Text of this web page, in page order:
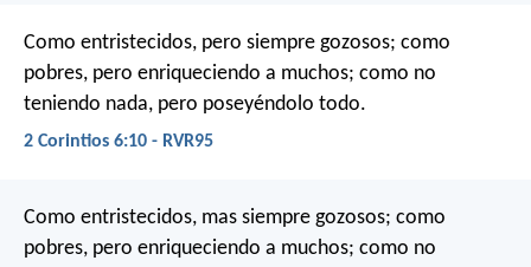
Como entristecidos, pero siempre gozosos; como
pobres, pero enriqueciendo a muchos; como no
teniendo nada, pero poseyéndolo todo.
2 Corintios 6:10 - RVR95
Como entristecidos, mas siempre gozosos; como
pobres, pero enriqueciendo a muchos; como no